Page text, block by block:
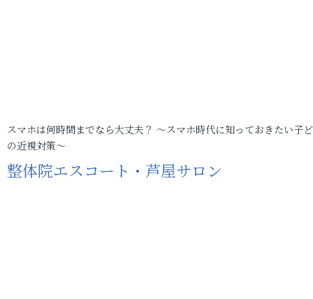
スマホは何時間までなら大丈夫？ ～スマホ時代に知っておきたい子
の近視対策～
整体院エスコート・芦屋サロン